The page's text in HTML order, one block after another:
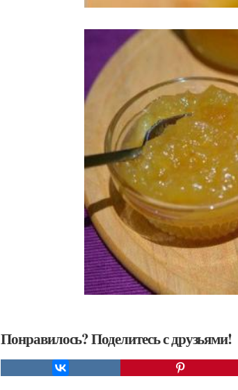
Понравилось? Поделитесь с друзьями!